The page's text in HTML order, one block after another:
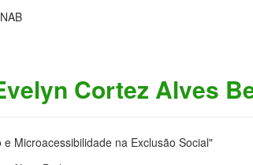
Cortez Alves
Microacessibilidade na Exclusão Social"